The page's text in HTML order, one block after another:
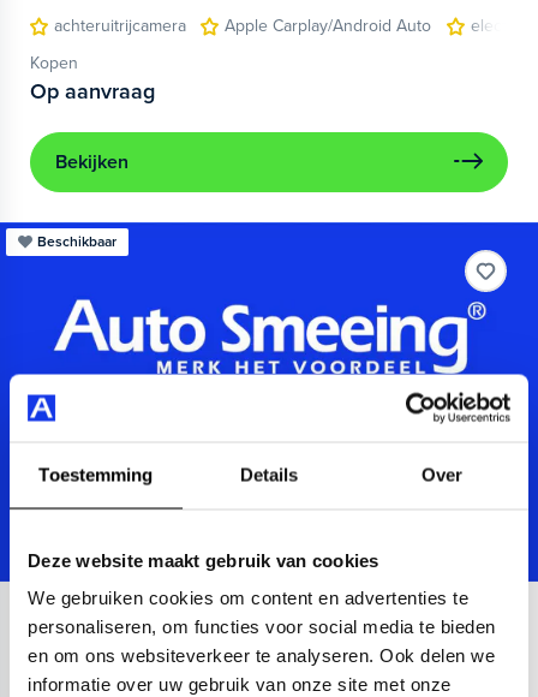
Toestemming Details Over
Deze website maakt gebruik van cookies
We gebruiken cookies om content en advertenties te
personaliseren, om functies voor social media te bieden
en om ons websiteverkeer te analyseren. Ook delen we
informatie over uw gebruik van onze site met onze
achteruitrijcamera
Apple Carplay/Android Auto
Kopen
Op aanvraag
Bekijken
Beschikbaar
Audi A3
Sportback 40 TFSIe Advanced